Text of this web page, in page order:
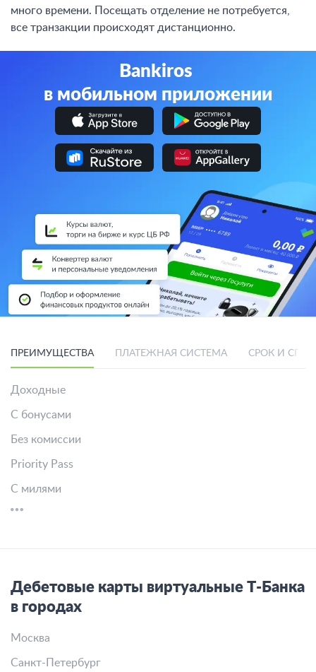
много времени. Посещать отделение не потребуется,
все транзакции происходят дистанционно.
Bankiros
в мобильном приложении
ПРЕИМУЩЕСТВА ПЛАТЕЖНАЯ СИСТЕМА СРОК И
Доходные
С бонусами
Без комиссии
Priority Pass
С милями
Дебетовые карты виртуальные Т-Банка
в городах
Москва
Санкт-Петербург